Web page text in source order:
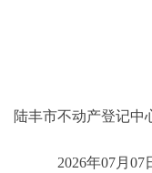
陆丰市不动产登记中
2026年07月07